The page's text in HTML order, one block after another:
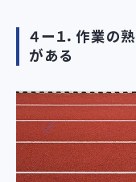
４ー１．作業の
がある